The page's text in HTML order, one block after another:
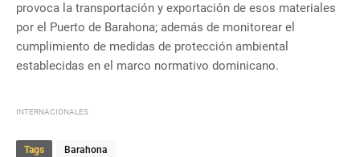
provoca la transportación y exportación de esos materiales
por el Puerto de Barahona; además de monitorear el
cumplimiento de medidas de protección ambiental
establecidas en el marco normativo dominicano.
INTERNACIONALES
Tags Barahona